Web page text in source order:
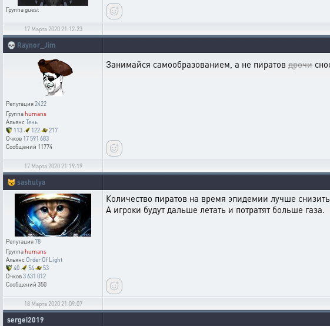
Группаguest
17 Марта 2020 21:12:23
💀 Raynor_Jim
Репутация2422
Группаhumans
АльянсТень
113
122
217
Очков 17 591 683
Сообщений 11774
Занимайся самообразованием, а не пиратов дрочи
17 Марта 2020 21:19:19
😼 sashulya
Репутация78
Группаhumans
АльянсOrder Of Light
40
54
53
Очков3 631 012
Сообщений 350
Количество пиратов на время эпидемии лучше
А игроки будут дальше летать и потратят больше газа.
18 Марта 2020 21:09:07
sergei2019